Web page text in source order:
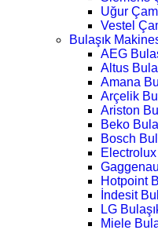
Uğur
Vestel
Bulaşık
AEG
Altus
Amana
Arçelik
Ariston
Beko
Bosch
Hotpoint
İndesit
LG
Miele